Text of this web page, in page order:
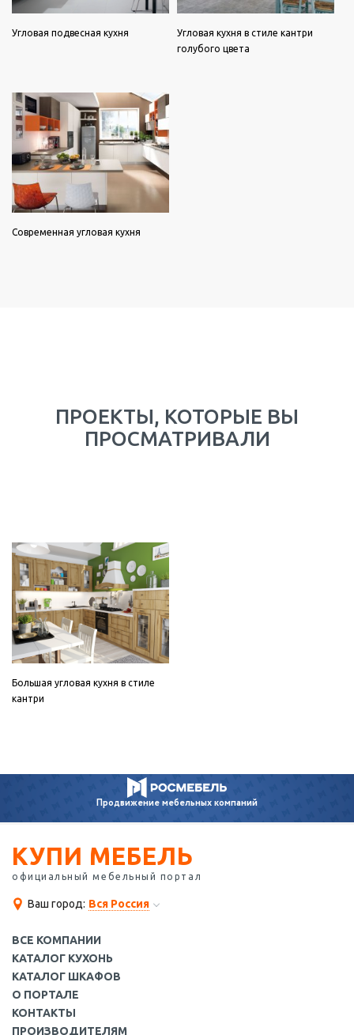
Угловая подвесная кухня
Угловая кухня в стиле кантри
голубого цвета
Современная угловая кухня
ПРОЕКТЫ, КОТОРЫЕ ВЫ
ПРОСМАТРИВАЛИ
Большая угловая кухня в стиле
кантри
Продвижениемебельных компаний
КУПИ МЕБЕЛЬ
официальный мебельный портал
Ваш город: Вся Россия
ВСЕ КОМПАНИИ
КАТАЛОГ КУХОНЬ
КАТАЛОГ ШКАФОВ
О ПОРТАЛЕ
КОНТАКТЫ
ПРОИЗВОДИТЕЛЯМ